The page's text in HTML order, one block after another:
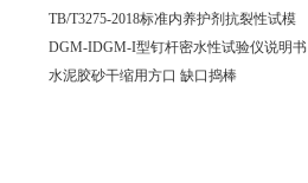
TB/T3275-2018标准内养护剂抗裂性试模
DGM-IDGM-I型钉杆密水性试验仪说明书
水泥胶砂干缩用方口 缺口捣棒